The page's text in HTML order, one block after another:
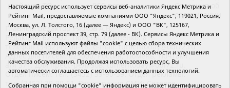
районов ТО
RSS поток
Сведения об
организации
Главный редактор Рябков А.В.
Редакция: 625002, Тюмень, Осипенко, 81,
телефон (3452)49-00-18, e-mail: tumentoday@obl72.ru
Адрес для писем: 625000, Россия, Тюмень, Почтамт,
а/я 371. Для пресс-релизов: tumentoday@obl72.ru.
Отдел писем: тел. (3452) 39-90-59. Отдел рекламы:
тел. (3452) 39-90-51. Регистрация СМИ: Сетевое
Настоящий ресурс использует сервисы веб-аналитики Яндекс Метрика и
Рейтинг Mail, предоставляемые компаниями ООО "Яндекс", 119021, Россия,
Москва, ул. Л. Толстого, 16 (далее — Яндекс) и ООО "ВК", 125167,
Ленинградский проспект 39, стр. 79 (далее - ВК). Сервисы Яндекс Метрика и
Рейтинг Mail используют файлы "cookie" с целью сбора технических
данных посетителей для обеспечения работоспособности и улучшения
качества обслуживания. Продолжая использовать ресурс, Вы
автоматически соглашаетесь с использованием данных технологий.
Собранная при помощи "cookie" информация не может идентифицировать